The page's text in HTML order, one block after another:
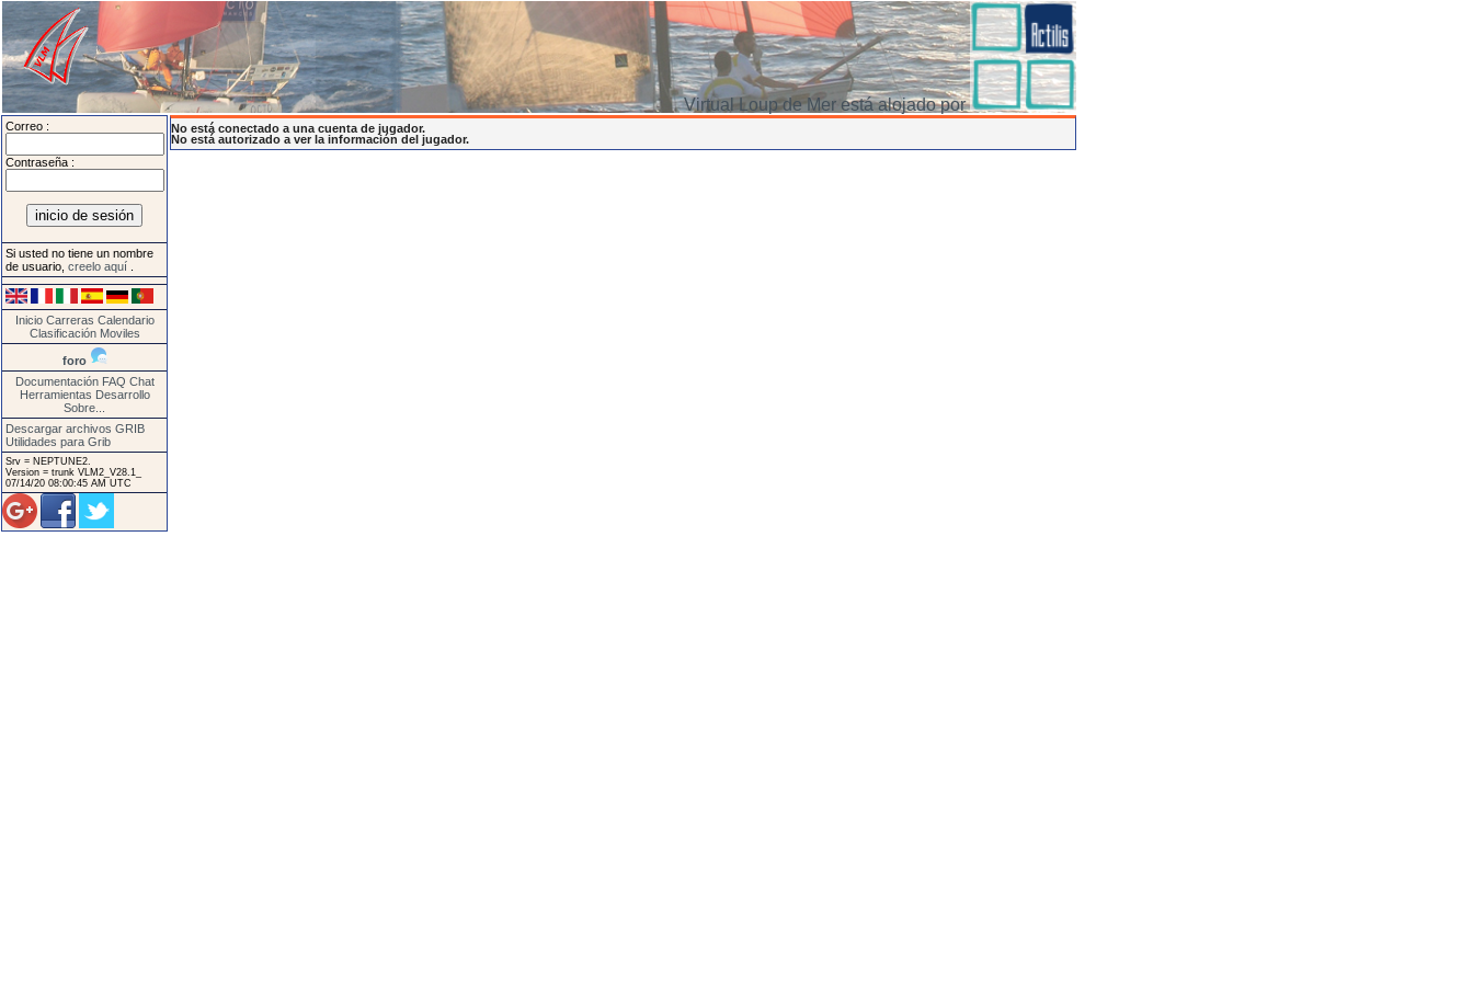
Virtual Loup de Mer está alojado por
Correo :
Contraseña :
Si usted no tiene un nombre
de usuario, creelo aquí
Inicio Carreras Calendario
Clasificación Moviles
foro
Documentación FAQ Chat
Herramientas Desarrollo
Sobre...
Descargar archivos GRIB
Utilidades para Grib
Srv = NEPTUNE2.
Version = trunk VLM2_V28.1_
07/14/20 08:00:45 AM UTC
No está conectado a una cuenta de jugador.
No está autorizado a ver la información del jugador.